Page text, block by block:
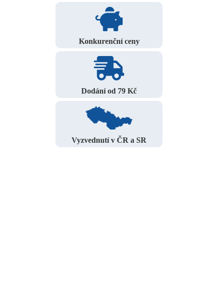
Konkurenční ceny
Dodání od 79 Kč
Vyzvednutí v ČR a SR